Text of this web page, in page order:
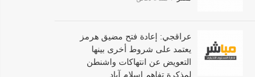
يعتمد على شروط أخرى بينها
التعويض عن انتهاكات واشنطن
لمذكرة تفاهم إسلام آباد